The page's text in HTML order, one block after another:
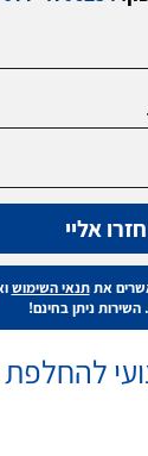
חזרו אליי
אתתנאי השימוש
ניתן בחינם!